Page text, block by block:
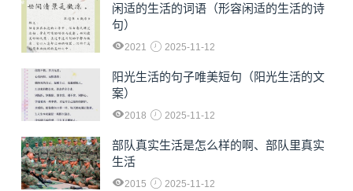
闲适的生活的词语（形容闲适的生活的诗
句）
2021 2025-11-12
阳光生活的句子唯美短句（阳光生活的文
案）
2018 2025-11-12
部队真实生活是怎么样的啊、部队里真实
生活
2015 2025-11-12